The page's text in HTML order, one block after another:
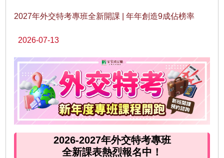
2027年外交特考專班全新開課 | 年年創造9成佔榜率
2026-07-13
2026-2027年外交特考專班
全新課表熱烈報名中！